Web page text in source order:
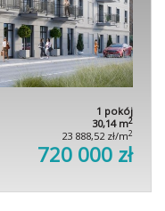
1 pokój
30,14 m2
23 888,52 zł/m2
720 000 zł